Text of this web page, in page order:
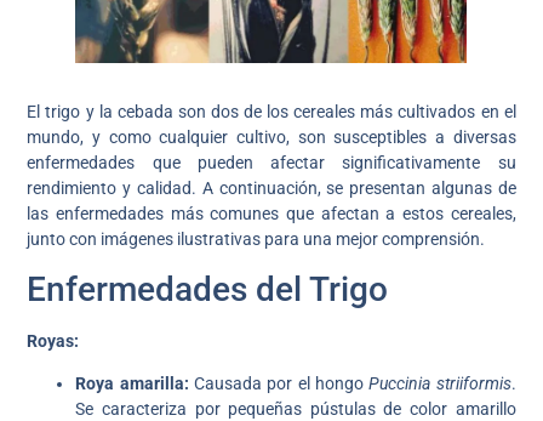
El trigo y la cebada son dos de los cereales más cultivados en el
mundo, y como cualquier cultivo, son susceptibles a diversas
enfermedades que pueden afectar significativamente su
rendimiento y calidad. A continuación, se presentan algunas de
las enfermedades más comunes que afectan a estos cereales,
junto con imágenes ilustrativas para una mejor comprensión.
Enfermedades del Trigo
Royas:
Roya amarilla: Causada por el hongoPuccinia striiformis.
Se caracteriza por pequeñas pústulas de color amarillo